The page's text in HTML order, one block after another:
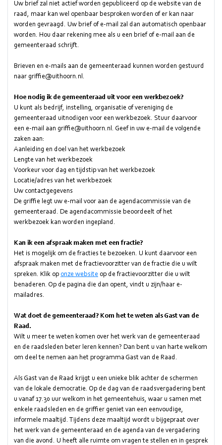
Uw brief zal niet actief worden gepubliceerd op de website van de
raad, maar kan wel openbaar besproken worden of er kan naar
worden gevraagd. Uw brief of e-mail zal dan automatisch openbaar
worden. Hou daar rekening mee als u een brief of e-mail aan de
gemeenteraad schrijft.
Brieven en e-mails aan de gemeenteraad kunnen worden gestuurd
naar griffie@uithoorn.nl.
Hoe nodig ik de gemeenteraad uit voor een werkbezoek?
U kunt als bedrijf, instelling, organisatie of vereniging de
gemeenteraad uitnodigen voor een werkbezoek. Stuur daarvoor
een e-mail aan griffie@uithoorn.nl. Geef in uw e-mail de volgende
zaken aan:
Aanleiding en doel van het werkbezoek
Lengte van het werkbezoek
Voorkeur voor dag en tijdstip van het werkbezoek
Locatie/adres van het werkbezoek
Uw contactgegevens
De griffie legt uw e-mail voor aan de agendacommissie van de
gemeenteraad. De agendacommissie beoordeelt of het
werkbezoek kan worden ingepland.
Kan ik een afspraak maken met een fractie?
Het is mogelijk om de fracties te bezoeken. U kunt daarvoor een
afspraak maken met de fractievoorzitter van de fractie die u wilt
spreken. Klik op onze website op de fractievoorzitter die u wilt
benaderen. Op de pagina die dan opent, vindt u zijn/haar e-
mailadres.
Wat doet de gemeenteraad? Kom het te weten als Gast van de
Raad.
Wilt u meer te weten komen over het werk van de gemeenteraad
en de raadsleden beter leren kennen? Dan bent u van harte welkom
om deel te nemen aan het programma Gast van de Raad.
Als Gast van de Raad krijgt u een unieke blik achter de schermen
van de lokale democratie. Op de dag van de raadsvergadering bent
u vanaf 17.30 uur welkom in het gemeentehuis, waar u samen met
enkele raadsleden en de griffier geniet van een eenvoudige,
informele maaltijd. Tijdens deze maaltijd wordt u bijgepraat over
het werk van de gemeenteraad en de agenda van de vergadering
van die avond. U heeft alle ruimte om vragen te stellen en in gesprek